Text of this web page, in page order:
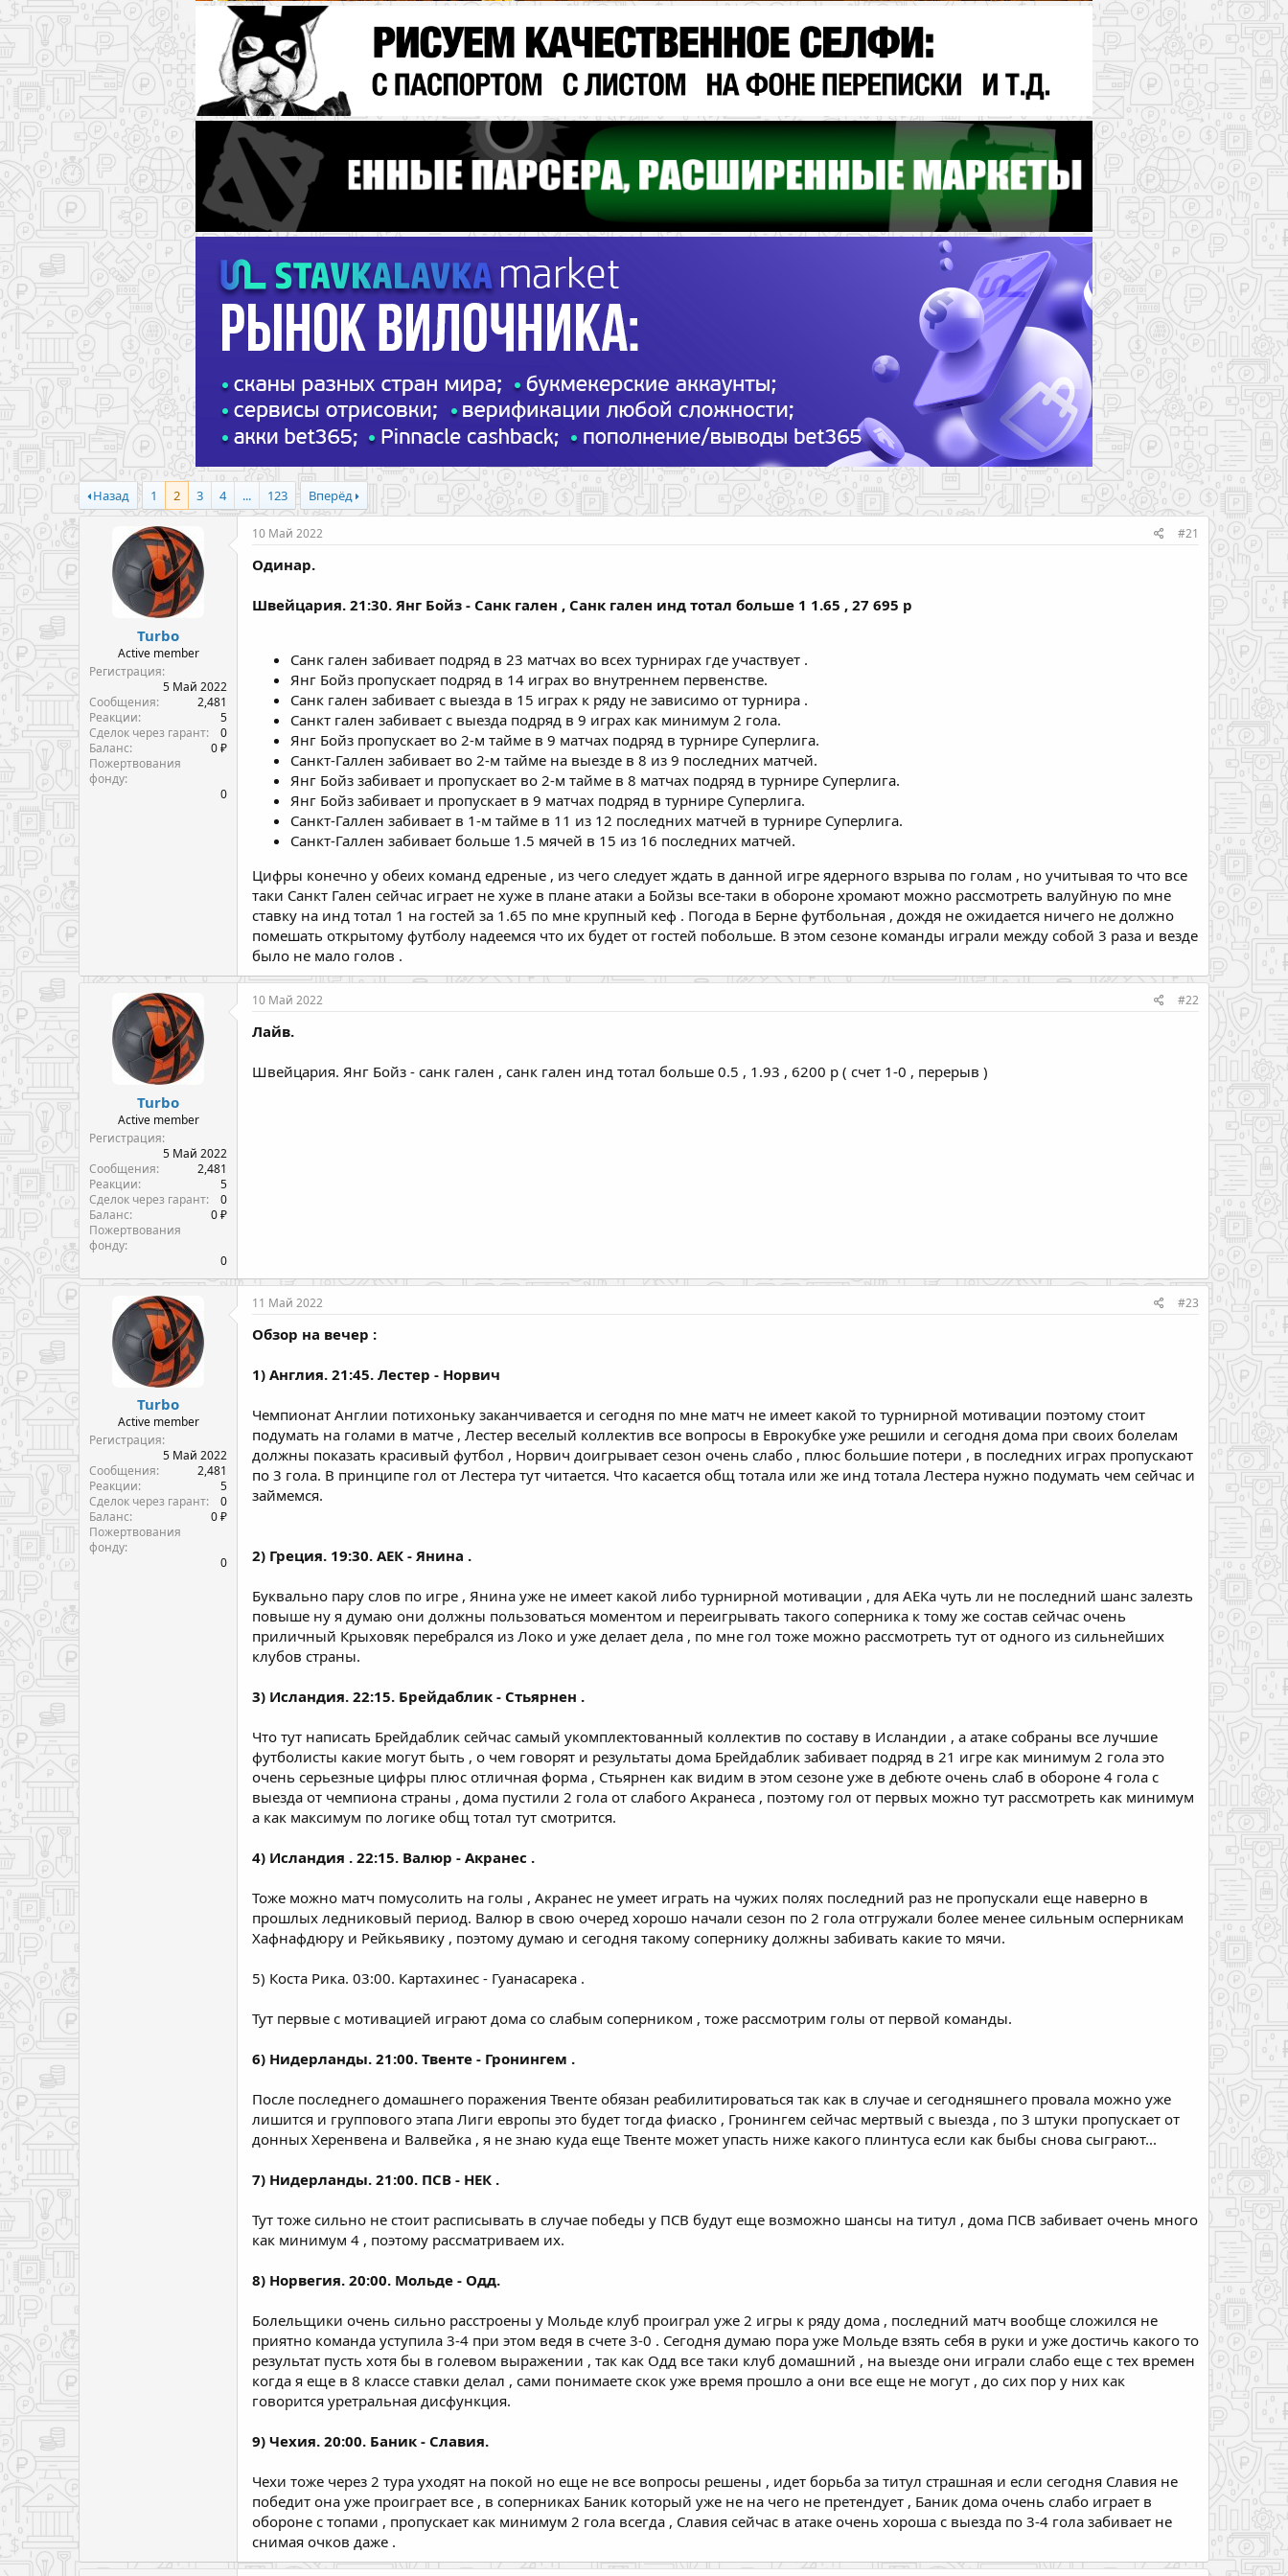
Назад 1 2 3 4 ... 123 Вперёд
Turbo
Active member
Регистрация
5 Май 2022
Сообщения
2,481
Реакции
5
Сделок через гарант
0
Баланс
0 ₽
Пожертвования
фонду
0
10 Май 2022 #21
Одинар.
Швейцария. 21:30. Янг Бойз - Санк гален , Санк гален инд тотал больше 1 1.65 , 27 695 р
Санк гален забивает подряд в 23 матчах во всех турнирах где участвует .
Янг Бойз пропускает подряд в 14 играх во внутреннем первенстве.
Санк гален забивает с выезда в 15 играх к ряду не зависимо от турнира .
Санкт гален забивает с выезда подряд в 9 играх как минимум 2 гола.
Янг Бойз пропускает во 2-м тайме в 9 матчах подряд в турнире Суперлига.
Санкт-Галлен забивает во 2-м тайме на выезде в 8 из 9 последних матчей.
Янг Бойз забивает и пропускает во 2-м тайме в 8 матчах подряд в турнире Суперлига.
Янг Бойз забивает и пропускает в 9 матчах подряд в турнире Суперлига.
Санкт-Галлен забивает в 1-м тайме в 11 из 12 последних матчей в турнире Суперлига.
Санкт-Галлен забивает больше 1.5 мячей в 15 из 16 последних матчей.
Цифры конечно у обеих команд едреные , из чего следует ждать в данной игре ядерного взрыва по голам , но учитывая то что все
таки Санкт Гален сейчас играет не хуже в плане атаки а Бойзы все-таки в обороне хромают можно рассмотреть валуйную по мне
ставку на инд тотал 1 на гостей за 1.65 по мне крупный кеф . Погода в Берне футбольная , дождя не ожидается ничего не должно
помешать открытому футболу надеемся что их будет от гостей побольше. В этом сезоне команды играли между собой 3 раза и везде
было не мало голов .
Turbo
Active member
Регистрация
5 Май 2022
Сообщения
2,481
Реакции
5
Сделок через гарант
0
Баланс
0 ₽
Пожертвования
фонду
0
10 Май 2022 #22
Лайв.
Швейцария. Янг Бойз - санк гален , санк гален инд тотал больше 0.5 , 1.93 , 6200 р ( счет 1-0 , перерыв )
Turbo
Active member
Регистрация
5 Май 2022
Сообщения
2,481
Реакции
5
Сделок через гарант
0
Баланс
0 ₽
Пожертвования
фонду
0
11 Май 2022 #23
Обзор на вечер :
1) Англия. 21:45. Лестер - Норвич
Чемпионат Англии потихоньку заканчивается и сегодня по мне матч не имеет какой то турнирной мотивации поэтому стоит
подумать на голами в матче , Лестер веселый коллектив все вопросы в Еврокубке уже решили и сегодня дома при своих болелам
должны показать красивый футбол , Норвич доигрывает сезон очень слабо , плюс большие потери , в последних играх пропускают
по 3 гола. В принципе гол от Лестера тут читается. Что касается общ тотала или же инд тотала Лестера нужно подумать чем сейчас и
займемся.
2) Греция. 19:30. АЕК - Янина .
Буквально пару слов по игре , Янина уже не имеет какой либо турнирной мотивации , для АЕКа чуть ли не последний шанс залезть
повыше ну я думаю они должны пользоваться моментом и переигрывать такого соперника к тому же состав сейчас очень
приличный Крыховяк перебрался из Локо и уже делает дела , по мне гол тоже можно рассмотреть тут от одного из сильнейших
клубов страны.
3) Исландия. 22:15. Брейдаблик - Стьярнен .
Что тут написать Брейдаблик сейчас самый укомплектованный коллектив по составу в Исландии , а атаке собраны все лучшие
футболисты какие могут быть , о чем говорят и результаты дома Брейдаблик забивает подряд в 21 игре как минимум 2 гола это
очень серьезные цифры плюс отличная форма , Стьярнен как видим в этом сезоне уже в дебюте очень слаб в обороне 4 гола с
выезда от чемпиона страны , дома пустили 2 гола от слабого Акранеса , поэтому гол от первых можно тут рассмотреть как минимум
а как максимум по логике общ тотал тут смотрится.
4) Исландия . 22:15. Валюр - Акранес .
Тоже можно матч помусолить на голы , Акранес не умеет играть на чужих полях последний раз не пропускали еще наверно в
прошлых ледниковый период. Валюр в свою очеред хорошо начали сезон по 2 гола отгружали более менее сильным осперникам
Хафнафдюру и Рейкьявику , поэтому думаю и сегодня такому сопернику должны забивать какие то мячи.
5) Коста Рика. 03:00. Картахинес - Гуанасарека .
Тут первые с мотивацией играют дома со слабым соперником , тоже рассмотрим голы от первой команды.
6) Нидерланды. 21:00. Твенте - Гронингем .
После последнего домашнего поражения Твенте обязан реабилитироваться так как в случае и сегодняшнего провала можно уже
лишится и группового этапа Лиги европы это будет тогда фиаско , Гронингем сейчас мертвый с выезда , по 3 штуки пропускает от
донных Херенвена и Валвейка , я не знаю куда еще Твенте может упасть ниже какого плинтуса если как быбы снова сыграют...
7) Нидерланды. 21:00. ПСВ - НЕК .
Тут тоже сильно не стоит расписывать в случае победы у ПСВ будут еще возможно шансы на титул , дома ПСВ забивает очень много
как минимум 4 , поэтому рассматриваем их.
8) Норвегия. 20:00. Мольде - Одд.
Болельщики очень сильно расстроены у Мольде клуб проиграл уже 2 игры к ряду дома , последний матч вообще сложился не
приятно команда уступила 3-4 при этом ведя в счете 3-0 . Сегодня думаю пора уже Мольде взять себя в руки и уже достичь какого то
результат пусть хотя бы в голевом выражении , так как Одд все таки клуб домашний , на выезде они играли слабо еще с тех времен
когда я еще в 8 классе ставки делал , сами понимаете скок уже время прошло а они все еще не могут , до сих пор у них как
говорится уретральная дисфункция.
9) Чехия. 20:00. Баник - Славия.
Чехи тоже через 2 тура уходят на покой но еще не все вопросы решены , идет борьба за титул страшная и если сегодня Славия не
победит она уже проиграет все , в соперниках Баник который уже не на чего не претендует , Баник дома очень слабо играет в
обороне с топами , пропускает как минимум 2 гола всегда , Славия сейчас в атаке очень хороша с выезда по 3-4 гола забивает не
снимая очков даже .